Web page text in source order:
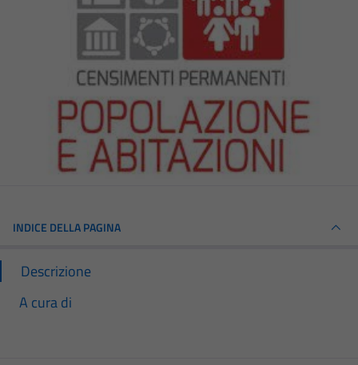
INDICE DELLA PAGINA
Descrizione
A cura di